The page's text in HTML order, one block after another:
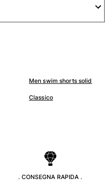
Men swim shorts solid
Classico
. CONSEGNA RAPIDA .